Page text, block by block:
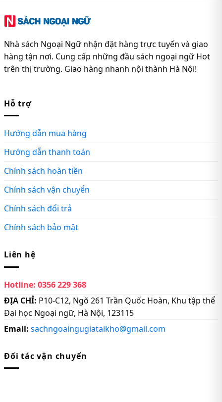
Nhà sách Ngoại Ngữ nhận đặt hàng trực tuyến và giao
hàng tận nơi. Cung cấp những đầu sách ngoại ngữ Hot
trên thị trường. Giao hàng nhanh nội thành Hà Nội!
Hỗ trợ
Hướng dẫn mua hàng
Hướng dẫn thanh toán
Chính sách hoàn tiền
Chính sách vận chuyển
Chính sách đổi trả
Chính sách bảo mật
Liên hệ
Hotline: 0356 229 368
ĐỊA CHỈ: P10-C12, Ngõ 261 Trần Quốc Hoàn, Khu tập thể
Đại học Ngoại ngữ, Hà Nội, 123115
Email: sachngoaingugiataikho@gmail.com
Đối tác vận chuyển